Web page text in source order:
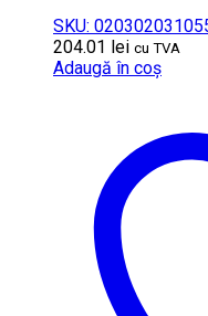
SKU:
204.01 lei cu TVA
Adaugă în coș